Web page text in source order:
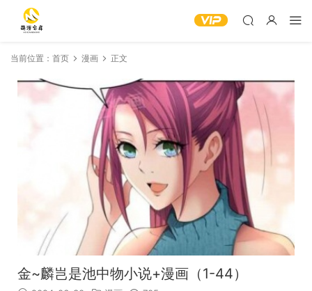
当前位置： 首页 漫画 正文
金~麟岂是池中物小说+漫画（1-44）